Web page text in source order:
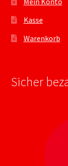
Kasse
Warenkorb
Sicher